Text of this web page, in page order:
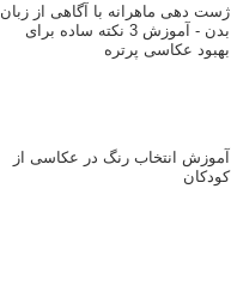
ژست دهی ماهرانه با آگاهی از زبان
بدن - آموزش 3 نکته ساده برای
بهبود عکاسی پرتره
آموزش انتخاب رنگ در عکاسی از
کودکان